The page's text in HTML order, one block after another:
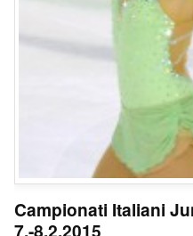
Campionati Italiani
7.-8.2.2015